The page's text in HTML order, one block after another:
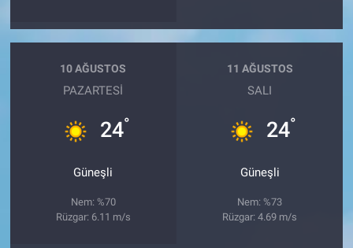
10 AĞUSTOS
PAZARTESI
24°
Güneşli
Nem: %70
Rüzgar: 6.11 m/s
11 AĞUSTOS
SALI
24°
Güneşli
Nem: %73
Rüzgar: 4.69 m/s